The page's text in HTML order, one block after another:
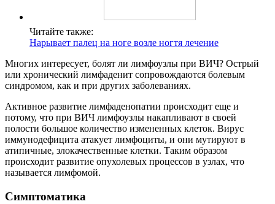
Читайте также:
Нарывает палец на ноге возле ногтя лечение
Многих интересует, болят ли лимфоузлы при ВИЧ? Острый
или хронический лимфаденит сопровождаются болевым
синдромом, как и при других заболеваниях.
Активное развитие лимфаденопатии происходит еще и
потому, что при ВИЧ лимфоузлы накапливают в своей
полости большое количество измененных клеток. Вирус
иммунодефицита атакует лимфоциты, и они мутируют в
атипичные, злокачественные клетки. Таким образом
происходит развитие опухолевых процессов в узлах, что
называется лимфомой.
Симптоматика